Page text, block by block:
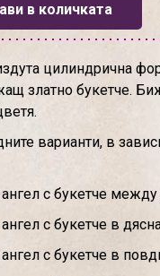
в количката
цилиндрична
златно букетче.
варианти, в
с букетче между
с букетче в
с букетче в